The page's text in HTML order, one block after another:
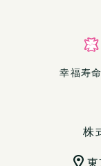
幸福寿
株